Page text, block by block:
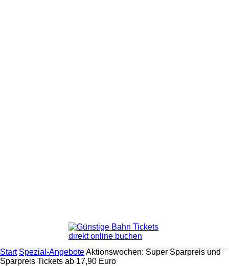
Start Spezial-AngeboteAktionswochen: Super Sparpreis und
Sparpreis Tickets ab 17,90 Euro